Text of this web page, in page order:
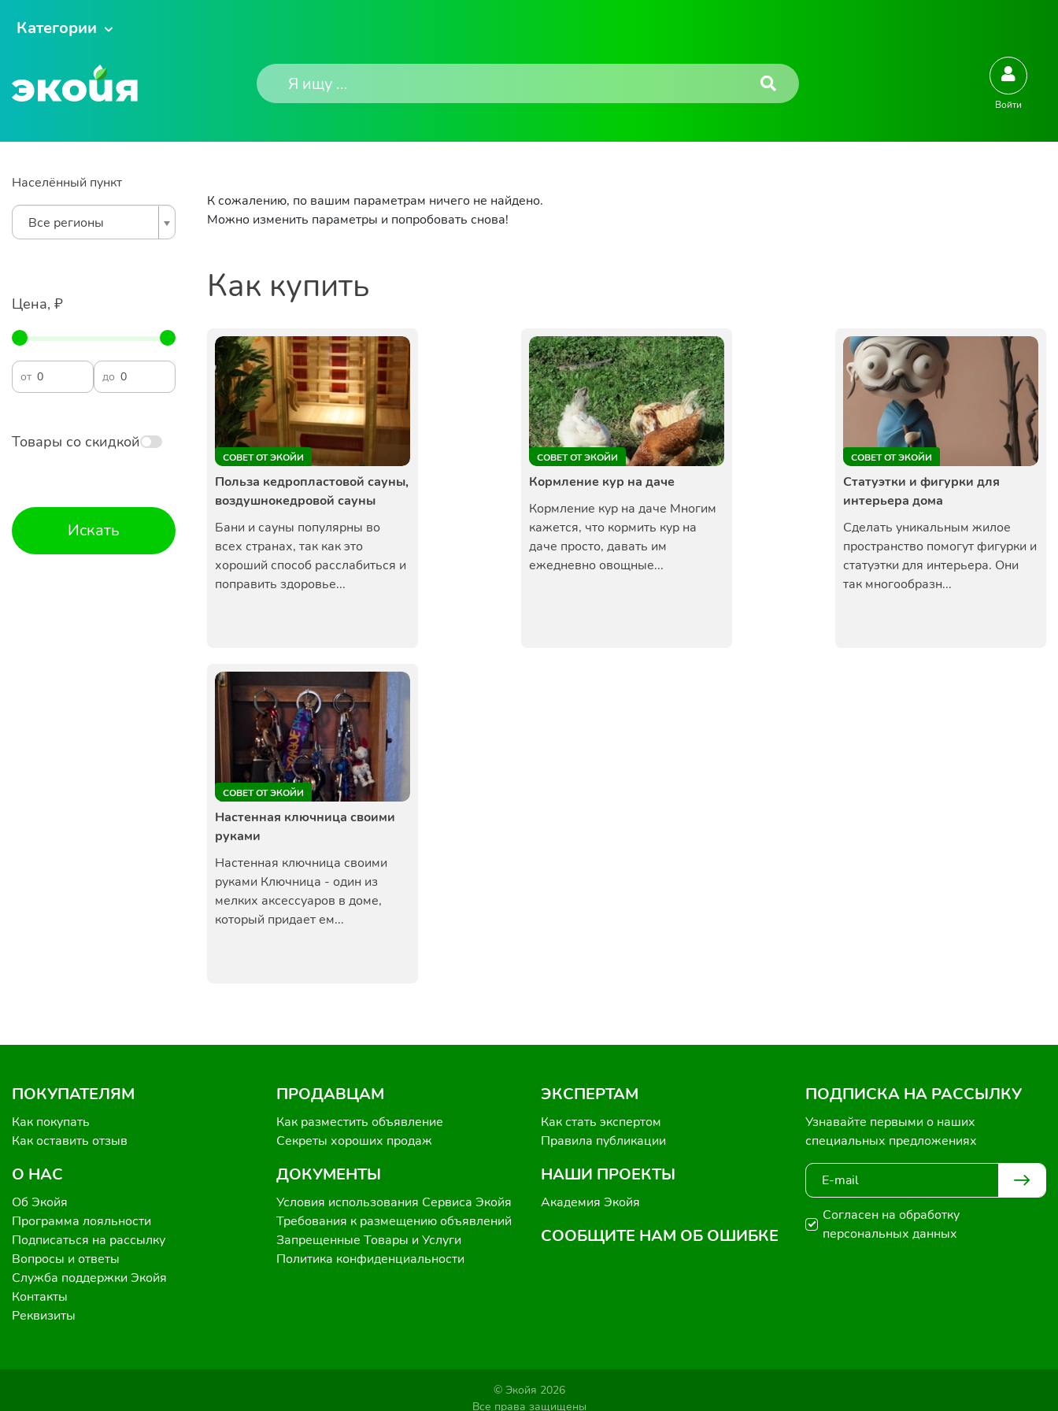
Категории
Войти
Населённый пункт
Все регионы
Цена, ₽
от до
Товары со скидкой
Искать
К сожалению, по вашим параметрам ничего не найдено.
Можно изменить параметры и попробовать снова!
Как купить
СОВЕТ ОТ ЭКОЙИ
Польза кедропластовой сауны,
воздушнокедровой сауны
Бани и сауны популярны во
всех странах, так как это
хороший способ расслабиться и
поправить здоровье...
СОВЕТ ОТ ЭКОЙИ
Кормление кур на даче
Кормление кур на даче Многим
кажется, что кормить кур на
даче просто, давать им
ежедневно овощные...
СОВЕТ ОТ ЭКОЙИ
Статуэтки и фигурки для
интерьера дома
Сделать уникальным жилое
пространство помогут фигурки и
статуэтки для интерьера. Они
так многообразн...
СОВЕТ ОТ ЭКОЙИ
Настенная ключница своими
руками
Настенная ключница своими
руками Ключница - один из
мелких аксессуаров в доме,
который придает ем...
ПОКУПАТЕЛЯМ
Как покупать
Как оставить отзыв
О НАС
Об Экойя
Программа лояльности
Подписаться на рассылку
Вопросы и ответы
Служба поддержки Экойя
Контакты
Реквизиты
ПРОДАВЦАМ
Как разместить объявление
Секреты хороших продаж
ДОКУМЕНТЫ
Условия использования Сервиса Экойя
Требования к размещению объявлений
Запрещенные Товары и Услуги
Политика конфиденциальности
ЭКСПЕРТАМ
Как стать экспертом
Правила публикации
НАШИ ПРОЕКТЫ
Академия Экойя
СООБЩИТЕ НАМ ОБ ОШИБКЕ
ПОДПИСКА НА РАССЫЛКУ
Узнавайте первыми о наших
специальных предложениях
Согласен на обработку
персональных данных
© Экойя 2026
Все права защищены